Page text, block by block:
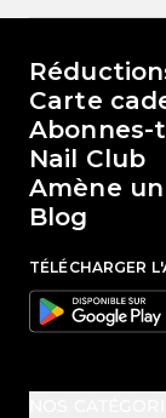
Le monde
Carte
Nail Club
Amène
Blog
TÉLÉCHARGER
Google